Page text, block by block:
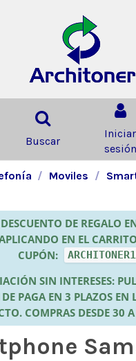
Buscar
Iniciar
sesión
Moviles
DE REGALO
EN EL
CUPÓN:
SIN INTERESES:
PAGA EN 3 PLAZOS EN
COMPRAS DESDE 30